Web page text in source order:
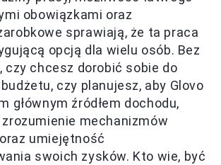
obowiązkami oraz
sprawiają, że ta praca
opcją dla wielu osób. Bez
czy chcesz dorobić sobie do
czy planujesz, aby Glovo
głównym źródłem dochodu,
mechanizmów
umiejętność
swoich zysków. Kto wie, być